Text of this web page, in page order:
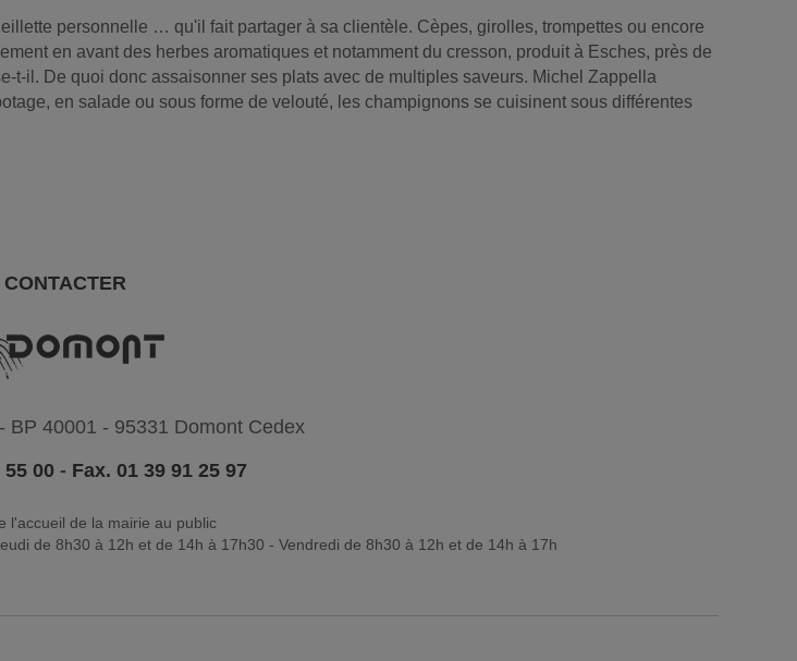
personnelle … qu'il fait partager à sa clientèle. Cèpes, girolles, trompettes ou encore
en avant des herbes aromatiques et notamment du cresson, produit à Esches, près de
t-il. De quoi donc assaisonner ses plats avec de multiples saveurs. Michel Zappella
en salade ou sous forme de velouté, les champignons se cuisinent sous différentes
CONTACTER
BP 40001 - 95331 Domont Cedex
00 - Fax. 01 39 91 25 97
l'accueil de la mairie au public
de 8h30 à 12h et de 14h à 17h30 - Vendredi de 8h30 à 12h et de 14h à 17h